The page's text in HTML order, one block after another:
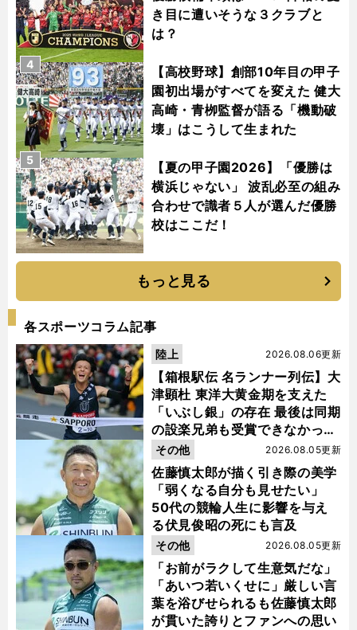
き目に遭いそうな３クラブと
は？
【高校野球】創部10年目の甲子
園初出場がすべてを変えた 健大
高崎・青栁監督が語る「機動破
壊」はこうして生まれた
4
【夏の甲子園2026】「優勝は
横浜じゃない」 波乱必至の組み
合わせで識者５人が選んだ優勝
校はここだ！
5
もっと見る
各スポーツコラム記事
【箱根駅伝 名ランナー列伝】大
津顕杜 東洋大黄金期を支えた
「いぶし銀」の存在 最後は同期
の設楽兄弟も受賞できなかった
金栗杯に輝く
2026.08.06更新
陸上
佐藤慎太郎が描く引き際の美学
「弱くなる自分も見せたい」
50代の競輪人生に影響を与え
る伏見俊昭の死にも言及
2026.08.05更新
その他
「お前がラクして生意気だな」
「あいつ若いくせに」厳しい言
葉を浴びせられるも佐藤慎太郎
が貫いた誇りとファンへの思い
2026.08.05更新
その他